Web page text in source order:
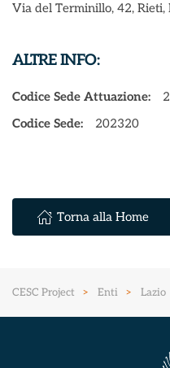
Via del Terminillo, 42, Rieti,
ALTRE INFO:
Codice Sede Attuazione:
Codice Sede:
202320
Torna alla Home
CESC Project Enti Lazio